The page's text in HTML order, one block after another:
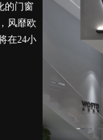
的门窗
风靡欧
在24⼩